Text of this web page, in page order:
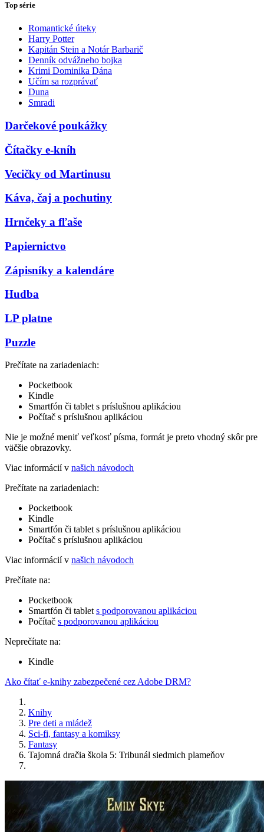
Top série
Romantické úteky
Harry Potter
Kapitán Stein a Notár Barbarič
Denník odvážneho bojka
Krimi Dominika Dána
Učím sa rozprávať
Duna
Smradi
Darčekové poukážky
Čítačky e-kníh
Vecičky od Martinusu
Káva, čaj a pochutiny
Hrnčeky a fľaše
Papiernictvo
Zápisníky a kalendáre
Hudba
LP platne
Puzzle
Prečítate na zariadeniach:
Pocketbook
Kindle
Smartfón či tablet s príslušnou aplikáciou
Počítač s príslušnou aplikáciou
Nie je možné meniť veľkosť písma, formát je preto vhodný skôr pre
väčšie obrazovky.
Viac informácií v našich návodoch
Prečítate na zariadeniach:
Pocketbook
Kindle
Smartfón či tablet s príslušnou aplikáciou
Počítač s príslušnou aplikáciou
Viac informácií v našich návodoch
Prečítate na:
Pocketbook
Smartfón či tablet s podporovanou aplikáciou
Počítač s podporovanou aplikáciou
Neprečítate na:
Kindle
Ako čítať e-knihy zabezpečené cez Adobe DRM?
Knihy
Pre deti a mládež
Sci-fi, fantasy a komiksy
Fantasy
Tajomná dračia škola 5: Tribunál siedmich plameňov